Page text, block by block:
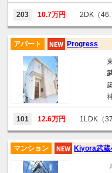
203 10.7万円 2DK（
アパート Progress
101 12.6万円 1LDK（
マンション Kiyora武